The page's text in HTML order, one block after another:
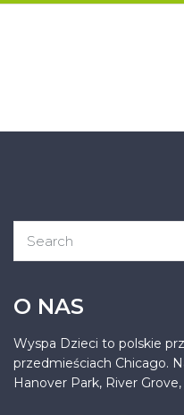
O NAS
Wyspa Dzieci to polskie
przedmieściach Chicago.
Hanover Park, River